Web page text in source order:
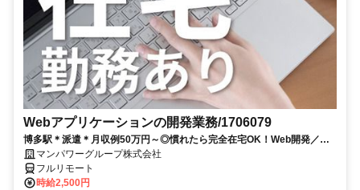
Webアプリケーションの開発業務/1706079
博多駅＊派遣＊月収例50万円～◎慣れたら完全在宅OK！Web開発／
Java／在宅勤務あり／開始日：即日
マンパワーグループ株式会社
フルリモート
時給2,500円